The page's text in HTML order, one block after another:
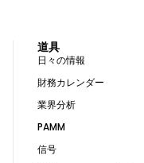
道具
日々の情報
財務カレンダー
業界分析
PAMM
信号